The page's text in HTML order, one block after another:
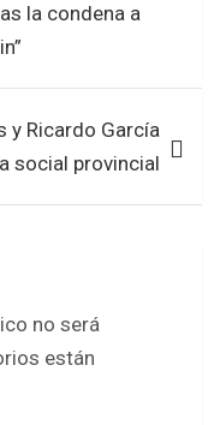
la condena a
y Ricardo García
social provincial
no será
están